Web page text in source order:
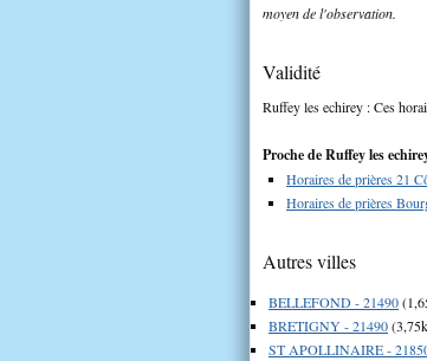
moyen de l'observation.
Validité
Ruffey les echirey : Ces
Proche de Ruffey les
Horaires de prières 21
Horaires de prières
Autres villes
BELLEFOND - 21490
BRETIGNY - 21490
ST APOLLINAIRE -